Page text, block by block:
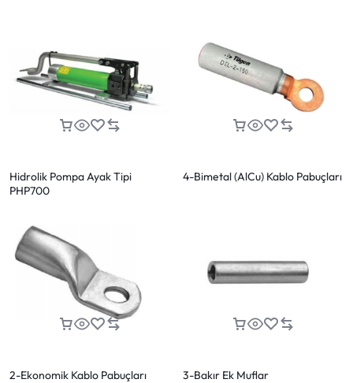
Hidrolik Pompa Ayak Tipi
PHP700
4-Bimetal (AlCu) Kablo Pabuçları
2-Ekonomik Kablo Pabuçları 3-Bakır Ek Muflar